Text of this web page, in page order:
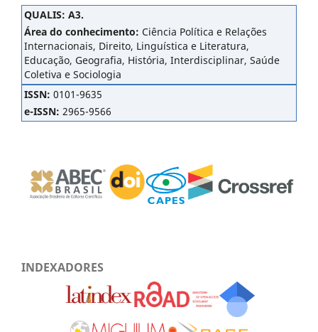
QUALIS: A3.
Área do conhecimento: Ciência Política e Relações
Internacionais, Direito, Linguística e Literatura,
Educação, Geografia, História, Interdisciplinar, Saúde
Coletiva e Sociologia
ISSN: 0101-9635
e-ISSN: 2965-9566
INDEXADORES